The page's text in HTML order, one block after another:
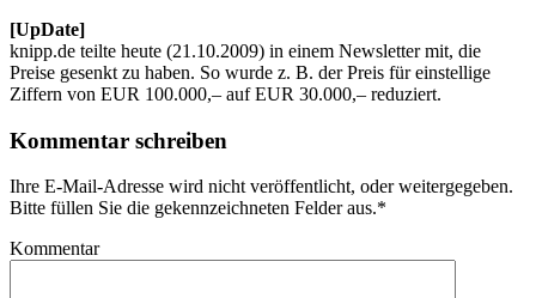
[UpDate]
knipp.de teilte heute (21.10.2009) in einem Newsletter mit, die
Preise gesenkt zu haben. So wurde z. B. der Preis für einstellige
Ziffern von EUR 100.000,– auf EUR 30.000,– reduziert.
Kommentar schreiben
Ihre E-Mail-Adresse wird nicht veröffentlicht, oder weitergegeben.
Bitte füllen Sie die gekennzeichneten Felder aus.*
Kommentar